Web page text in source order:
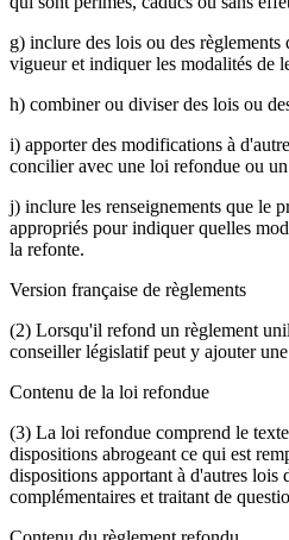
g) inclure des lois ou des règlements
vigueur et indiquer les modalités de
h) combiner ou diviser des lois ou
i) apporter des modifications à
concilier avec une loi refondue ou
j) inclure les renseignements que le
appropriés pour indiquer quelles
la refonte.
Version française de règlements
(2) Lorsqu'il refond un règlement
conseiller législatif peut y ajouter
Contenu de la loi refondue
(3) La loi refondue comprend le
dispositions abrogeant ce qui est
dispositions apportant à d'autres lois
complémentaires et traitant de